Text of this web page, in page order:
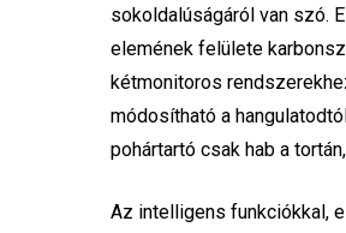
sokoldalúságáról van szó.
elemének felülete
kétmonitoros
módosítható a
pohártartó csak hab a
Az intelligens funkciókkal,